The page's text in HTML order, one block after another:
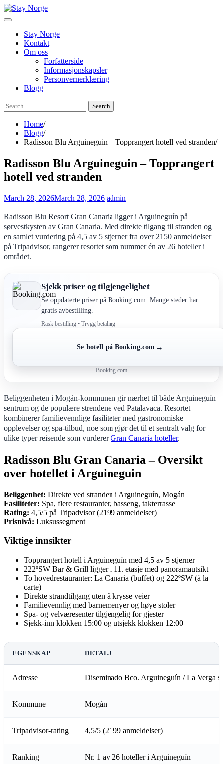
Skip
to
Stay Norge
Kontakt
Om oss
Forfatterside
Informasjonskapsler
Personvernerklæring
Blogg
Search
for:
Home
Blogg
Radisson Blu Arguineguin – Topprangert hotell ved stranden
Radisson Blu Arguineguin – Topprangert
hotell ved stranden
March 28, 2026March 28, 2026 admin
Radisson Blu Resort Gran Canaria ligger i Arguineguín på
sørvestkysten av Gran Canaria. Med direkte tilgang til stranden og
en samlet vurdering på 4,5 av 5 stjerner fra over 2150 anmeldelser
på Tripadvisor, rangerer resortet som nummer én av 26 hoteller i
området.
Sjekk priser og tilgjengelighet
Se oppdaterte priser på Booking.com. Mange steder har
gratis avbestilling.
Rask bestilling • Trygg betaling
Se hotell på Booking.com →
Booking.com
Beliggenheten i Mogán-kommunen gir nærhet til både Arguineguín
sentrum og de populære strendene ved Patalavaca. Resortet
kombinerer familievennlige fasiliteter med gastronomiske
opplevelser og spa-tilbud, noe som gjør det til et sentralt valg for
ulike typer reisende som vurdererGran Canaria hoteller.
Radisson Blu Gran Canaria – Oversikt
over hotellet i Arguineguin
Beliggenhet: Direkte ved stranden i Arguineguín, Mogán
Fasiliteter: Spa, flere restauranter, basseng, takterrasse
Rating: 4,5/5 på Tripadvisor (2199 anmeldelser)
Prisnivå: Luksussegment
Viktige innsikter
Topprangert hotell i Arguineguín med 4,5 av 5 stjerner
222ºSW Bar & Grill ligger i 11. etasje med panoramautsikt
To hovedrestauranter: La Canaria (buffet) og 222ºSW (à la
carte)
Direkte strandtilgang uten å krysse veier
Familievennlig med barnemenyer og høye stoler
Spa- og velværesenter tilgjengelig for gjester
Sjekk-inn klokken 15:00 og utsjekk klokken 12:00
EGENSKAP DETALJ
Adresse Diseminado Bco. Arguineguín / La Verga
Kommune Mogán
Tripadvisor-rating 4,5/5 (2199 anmeldelser)
Ranking Nr. 1 av 26 hoteller i Arguineguín